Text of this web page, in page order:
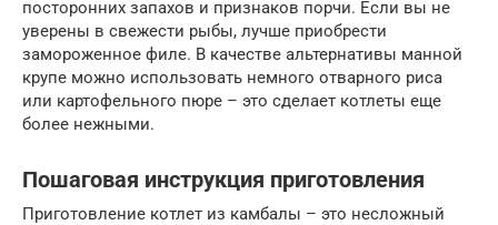
посторонних запахов и признаков порчи. Если вы не
уверены в свежести рыбы, лучше приобрести
замороженное филе. В качестве альтернативы манной
крупе можно использовать немного отварного риса
или картофельного пюре – это сделает котлеты еще
более нежными.
Пошаговая инструкция приготовления
Приготовление котлет из камбалы – это несложный